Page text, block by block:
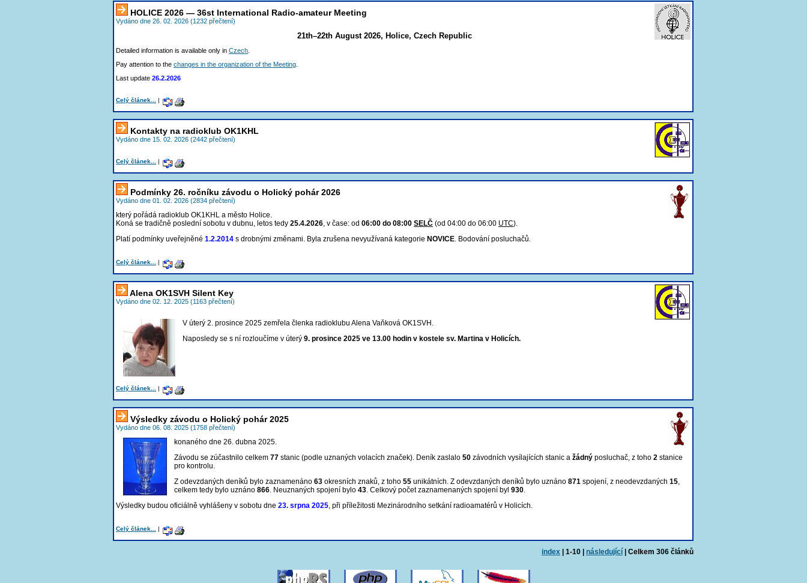
HOLICE 2026 — 36st International Radio-amateur Meeting
Vydáno dne 26. 02. 2026 (1232 přečtení)
21th–22th August 2026, Holice, Czech Republic
Detailed information is available only in Czech
Pay attention to the changes in the organization of the Meeting
Last update 26.2.2026
Celý článek... |
Kontakty na radioklub OK1KHL
Vydáno dne 15. 02. 2026 (2442 přečtení)
Celý článek... |
Podmínky 26. ročníku závodu o Holický pohár 2026
Vydáno dne 01. 02. 2026 (2834 přečtení)
který pořádá radioklub OK1KHL a město Holice.
Koná se tradičně poslední sobotu v dubnu, letos tedy 25.4.2026, v čase: od 06:00 do 08:00 SELČ (od 04:00 do 06:00 UTC).
Platí podmínky uveřejněné 1.2.2014 s drobnými změnami. Byla zrušena nevyužívaná kategorie NOVICE. Bodování posluchačů.
Celý článek... |
Alena OK1SVH Silent Key
Vydáno dne 02. 12. 2025 (1163 přečtení)
V úterý 2. prosince 2025 zemřela členka radioklubu Alena Vaňková OK1SVH.
Naposledy se s ní rozloučíme v úterý 9. prosince 2025 ve 13.00 hodin v kostele sv. Martina v Holicích.
Celý článek... |
Výsledky závodu o Holický pohár 2025
Vydáno dne 06. 08. 2025 (1758 přečtení)
konaného dne 26. dubna 2025.
Závodu se zúčastnilo celkem 77 stanic (podle uznaných volacích značek). Deník zaslalo 50 závodních vysílajících stanic a žádný posluchač, z toho 2 stanice
pro kontrolu.
Z odevzdaných deníků bylo zaznamenáno 63 okresních znaků, z toho 55 unikátních. Z odevzdaných deníků bylo uznáno 871 spojení, z neodevzdaných 15,
celkem tedy bylo uznáno 866. Neuznaných spojení bylo 43. Celkový počet zaznamenaných spojení byl 930.
Výsledky budou oficiálně vyhlášeny v sobotu dne 23. srpna 2025, při příležitosti Mezinárodního setkání radioamatérů v Holicích.
Celý článek... |
index | 1-10 | následující | Celkem 306 článků